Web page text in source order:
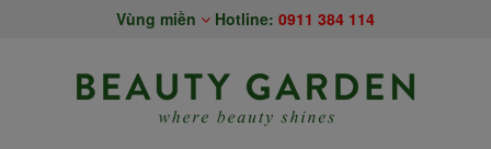
Vùng miền Hotline: 0911 384 114